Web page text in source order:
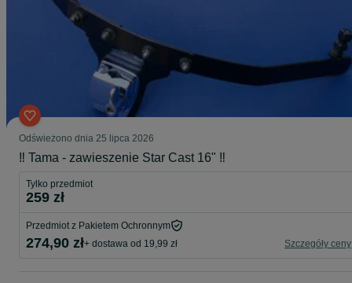
Odświeżono dnia 25 lipca 2026
‼️ Tama - zawieszenie Star Cast 16" ‼️
Tylko przedmiot
259 zł
Przedmiot z Pakietem Ochronnym
274,90 zł+ dostawa od 19,99 zł Szczegóły ceny